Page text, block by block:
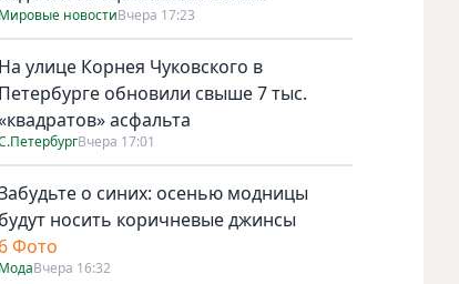
Мировые новостиВчера 17:23
На улице Корнея Чуковского в
Петербурге обновили свыше 7 тыс.
асфальта
Вчера 17:01
о синих: осенью модницы
будут носить коричневые джинсы
6 Фото
МодаВчера 16:32